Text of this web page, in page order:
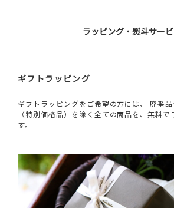
ラッピング・熨斗サー
ギフトラッピング
ギフトラッピングをご希望の方には、 廃番
（特別価格品）を除く全ての商品を、無料
す。